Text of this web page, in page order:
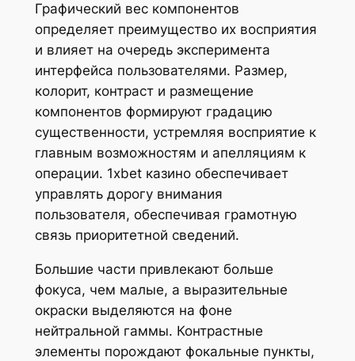
Графический вес компонентов
определяет преимущество их восприятия
и влияет на очередь эксперимента
интерфейса пользователями. Размер,
колорит, контраст и размещение
компонентов формируют градацию
существенности, устремляя восприятие к
главным возможностям и апелляциям к
операции. 1xbet казино обеспечивает
управлять дорогу внимания
пользователя, обеспечивая грамотную
связь приоритетной сведений.
Большие части привлекают больше
фокуса, чем малые, а выразительные
окраски выделяются на фоне
нейтральной гаммы. Контрастные
элементы порождают фокальные пункты,